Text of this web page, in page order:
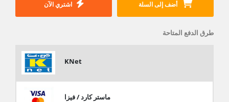
أضف إلى السلة اشتري الآن
طرق الدفع المتاحة
KNet
ماستر كارد / فيزا